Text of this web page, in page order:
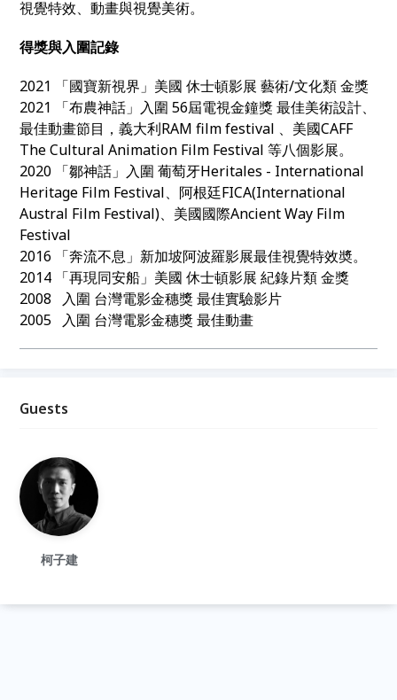
視覺特效、動畫與視覺美術。
得獎與入圍記錄
2021 「國寶新視界」美國 休士頓影展 藝術/文化類 金獎
2021 「布農神話」入圍 56屆電視金鐘獎 最佳美術設計、
最佳動畫節目，義大利RAM film festival 、美國CAFF
The Cultural Animation Film Festival 等八個影展。
2020 「鄒神話」入圍 葡萄牙Heritales - International
Heritage Film Festival、阿根廷FICA(International
Austral Film Festival)、美國國際Ancient Way Film
Festival
2016 「奔流不息」新加坡阿波羅影展最佳視覺特效奬。
2014 「再現同安船」美國 休士頓影展 紀錄片類 金獎
2008 入圍 台灣電影金穗獎 最佳實驗影片
2005 入圍 台灣電影金穗獎 最佳動畫
Guests
柯子建